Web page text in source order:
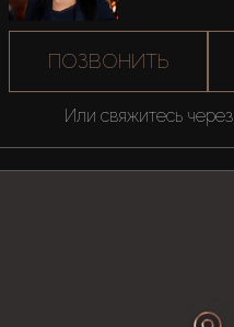
ПОЗВОНИТЬ
Или свяжитесь через